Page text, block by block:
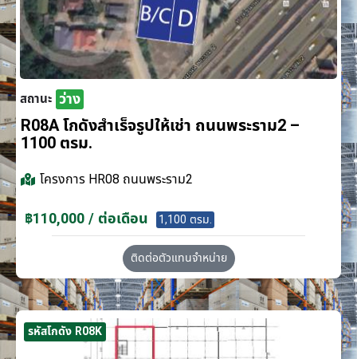
สถานะ ว่าง
R08A โกดังสำเร็จรูปให้เช่า ถนนพระราม2 –
1100 ตรม.
โครงการ HR08 ถนนพระราม2
฿110,000 / ต่อเดือน 1,100 ตรม.
ติดต่อตัวแทนจำหน่าย
รหัสโกดัง R08K